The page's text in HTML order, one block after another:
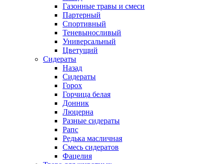
Газонные травы и смеси
Партерный
Спортивный
Теневыносливый
Универсальный
Цветущий
Сидераты
Назад
Сидераты
Горох
Горчица белая
Донник
Люцерна
Разные сидераты
Рапс
Редька масличная
Смесь сидератов
Фацелия